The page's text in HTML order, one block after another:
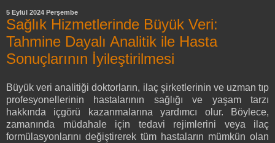
5 Eylül 2024 Perşembe
Sağlık Hizmetlerinde Büyük Veri:
Tahmine Dayalı Analitik ile Hasta
Sonuçlarının İyileştirilmesi
Büyük veri analitiği doktorların, ilaç şirketlerinin ve uzman tıp
profesyonellerinin hastalarının sağlığı ve yaşam tarzı
hakkında içgörü kazanmalarına yardımcı olur. Böylece,
zamanında müdahale için tedavi rejimlerini veya ilaç
formülasyonlarını değiştirerek tüm hastaların mümkün olan